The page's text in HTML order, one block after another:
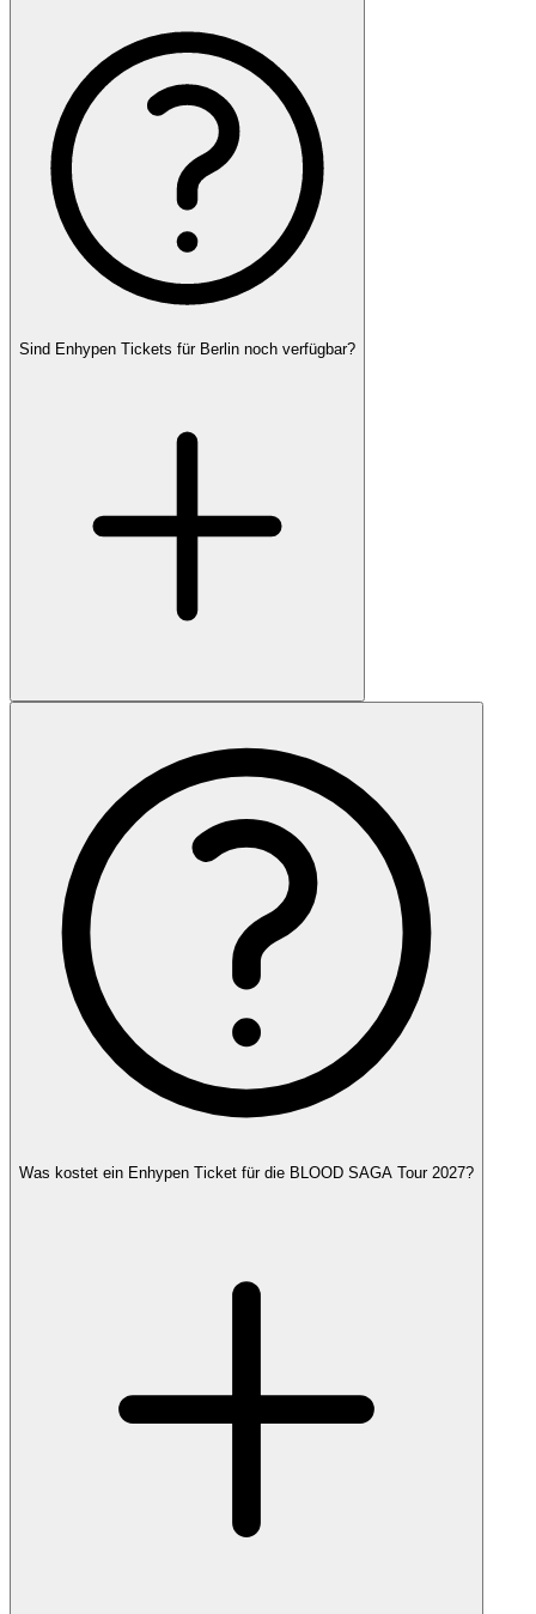
Sind Enhypen Tickets für Berlin noch verfügbar?
Was kostet ein Enhypen Ticket für die BLOOD SAGA Tour 2027?